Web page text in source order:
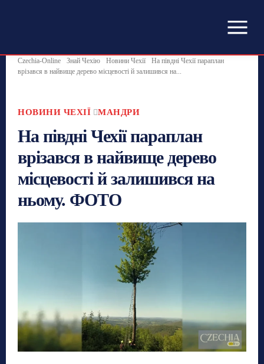
Czechia-Online Знай Чехію Новини Чехії
На півдні Чехії параплан
врізався в найвище дерево місцевості й залишився на...
НОВИНИ ЧЕХІЇ МАНДРИ
На півдні Чехії параплан
врізався в найвище дерево
місцевості й залишився на
ньому. ФОТО